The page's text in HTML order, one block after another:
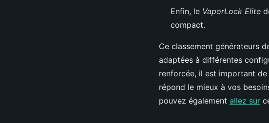
Enfin, le VaporLock Elite
compact.
Ce classement générateurs
adaptées à différentes
renforcée, il est important
répond le mieux à vos
pouvez également allez sur